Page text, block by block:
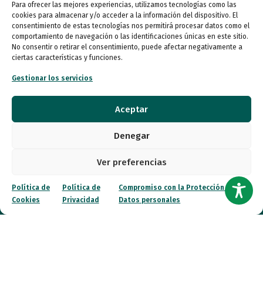
Para ofrecer las mejores experiencias, utilizamos tecnologías como las
cookies para almacenar y/o acceder a la información del dispositivo. El
consentimiento de estas tecnologías nos permitirá procesar datos como el
comportamiento de navegación o las identificaciones únicas en este sitio.
No consentir o retirar el consentimiento, puede afectar negativamente a
ciertas características y funciones.
Gestionar los servicios
Aceptar
Denegar
Ver preferencias
Política de
Cookies
Política de
Privacidad
Compromiso con la Protección de
Datos personales
Viernes (online)
09:00 a 14:00
Quiénes somos
Qué hacemos